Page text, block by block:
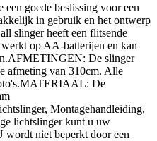
goede beslissing voor een
in gebruik en het ontwerp
slinger heeft een flitsende
op AA-batterijen en kan
De slinger
afmeting van 310cm. Alle
De
Montagehandleiding,
lichtslinger kunt u uw
wordt niet beperkt door een